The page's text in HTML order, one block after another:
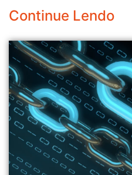
Continue Lendo